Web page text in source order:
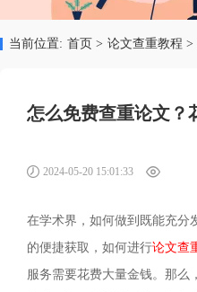
当前位置: 首页 > 论文查重教程 >
怎么免费查重论文？
2024-05-20 15:01:33
在学术界，如何做到既能充分
的便捷获取，如何进行论文查
服务需要花费大量金钱。那么